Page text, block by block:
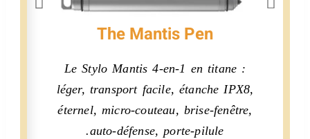
The Mantis Pen
Le Stylo Mantis 4-en-1 en titane :
léger, transport facile, étanche IPX8,
éternel, micro-couteau, brise-fenêtre,
auto-défense, porte-pilule.